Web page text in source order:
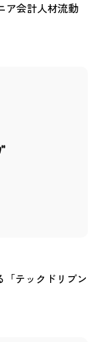
ア会計人材流動
「テックドリブン